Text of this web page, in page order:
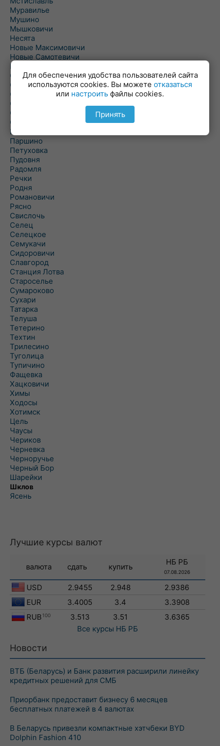
Муравилье
Мушино
Мышковичи
Несята
Новые Максимовичи
Новые Самотевичи
Новый Быхов
Овсянка
Ордать
Ореховка
Осиновка
Осиповичи
Осово
Павловичи
Паршино
Петуховка
Пудовня
Радомля
Речки
Родня
Романовичи
Рясно
Свислочь
Селец
Селецкое
Семукачи
Сидоровичи
Славгород
Станция Лотва
Староселье
Сумароково
Сухари
Татарка
Телуша
Тетерино
Техтин
Трилесино
Туголица
Тупичино
Фащевка
Хацковичи
Химы
Ходосы
Хотимск
Цель
Чаусы
Чериков
Черневка
Черноручье
Черный Бор
Шарейки
Шклов
Ясень
Лучшие курсы валют
валюта сдать купить
НБ РБ
07.08.2026
USD 2.9455 2.948
2.9386
EUR
3.4005 3.4
3.3908
RUB 100 3.513 3.51
3.6365
Все курсы НБ РБ
Новости
ВТБ (Беларусь) и Банк развития расширили линейку
кредитных решений для СМБ
Приорбанк предоставит бизнесу 6 месяцев
бесплатных платежей в 4 валютах
В Беларусь привезли компактные хэтчбеки BYD
Dolphin Fashion 410
Для обеспечения удобства пользователей сайта
используются cookies. Вы можете отказаться
или настроить файлы cookies.
Принять